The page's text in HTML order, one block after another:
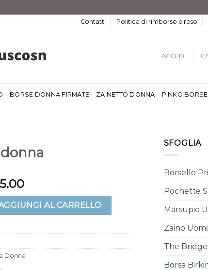
Contatti Politica di rimborso e reso
ACCEDI
BORSE DONNA FIRMATE ZAINETTO DONNA PINKO BORSE
SFOGLIA
Borsello
Pochette
Marsupio
Zaino
The
Borsa
AL CARRELLO
Donna